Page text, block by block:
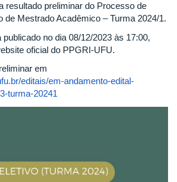
resultado preliminar do Processo de
de Mestrado Acadêmico – Turma 2024/1.
no dia 08/12/2023 às 17:00,
oficial do PPGRI-UFU.
em
editais/em-andamento-edital-
turma-20241